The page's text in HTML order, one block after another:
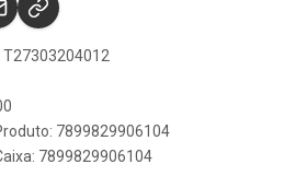
T27303204012
7899829906104
7899829906104